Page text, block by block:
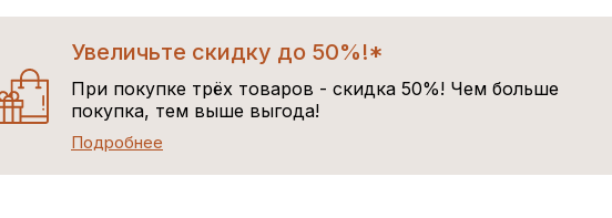
Увеличьте скидку до 50%!*
При покупке трёх товаров - скидка 50%! Чем больше
покупка, тем выше выгода!
Подробнее